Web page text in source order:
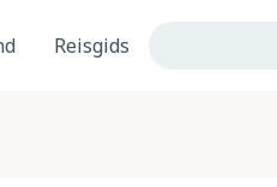
Reisgids